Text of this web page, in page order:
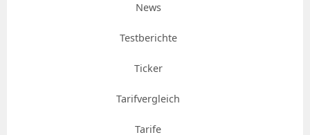
News
Testberichte
Ticker
Tarifvergleich
Tarife